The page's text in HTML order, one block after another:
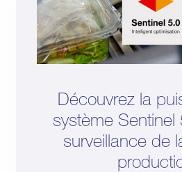
Découvrez la
système Sentinel
surveillance de